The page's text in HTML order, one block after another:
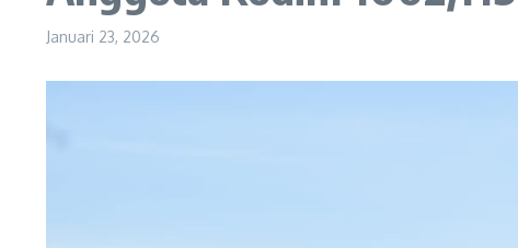
Januari 23, 2026